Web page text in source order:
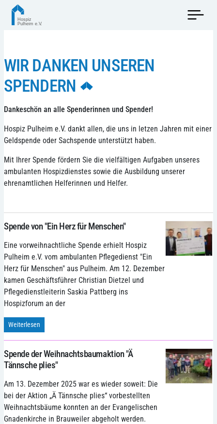
WIR DANKEN UNSEREN
SPENDERN
Dankeschön an alle Spenderinnen und Spender!
Hospiz Pulheim e.V. dankt allen, die uns in letzen Jahren mit einer
Geldspende oder Sachspende unterstützt haben.
Mit Ihrer Spende fördern Sie die vielfältigen Aufgaben unseres
ambulanten Hospizdienstes sowie die Ausbildung unserer
ehrenamtlichen Helferinnen und Helfer.
Spende von "Ein Herz für Menschen"
Eine vorweihnachtliche Spende erhielt Hospiz
Pulheim e.V. vom ambulanten Pflegedienst "Ein
Herz für Menschen" aus Pulheim. Am 12. Dezember
kamen Geschäftsführer Christian Dietzel und
Pflegedienstleiterin Saskia Pattberg ins
Hospizforum an der
Weiterlesen
Spende der Weihnachtsbaumaktion "Ä
Tännsche plies"
Am 13. Dezember 2025 war es wieder soweit: Die
bei der Aktion „Ä Tännsche plies“ vorbestellten
Weihnachtsbäume konnten an der Evangelischen
Gnadenkirche in Brauweiler abgeholt werden.